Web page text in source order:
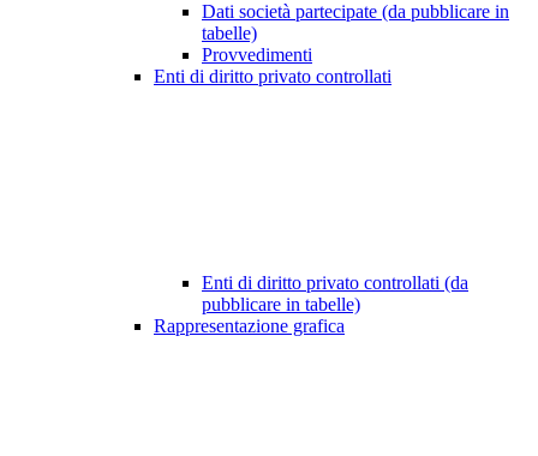
Dati società partecipate (da pubblicare in
tabelle)
Provvedimenti
Enti di diritto privato controllati
Enti di diritto privato controllati (da
pubblicare in tabelle)
Rappresentazione grafica